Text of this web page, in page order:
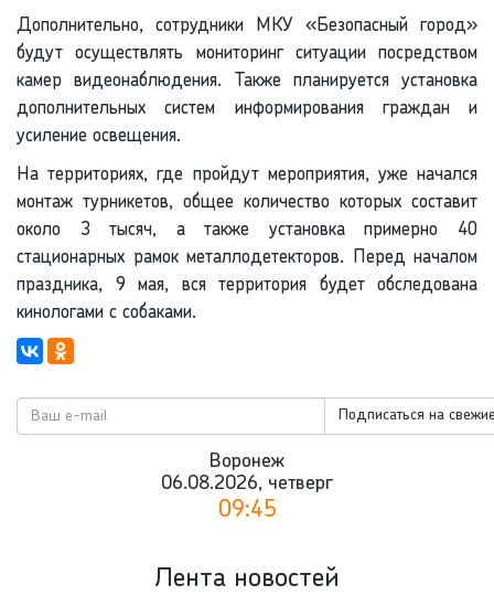
Дополнительно, сотрудники МКУ «Безопасный город»
будут осуществлять мониторинг ситуации посредством
камер видеонаблюдения. Также планируется установка
дополнительных систем информирования граждан и
усиление освещения.
На территориях, где пройдут мероприятия, уже начался
монтаж турникетов, общее количество которых составит
около 3 тысяч, а также установка примерно 40
стационарных рамок металлодетекторов. Перед началом
праздника, 9 мая, вся территория будет обследована
кинологами с собаками.
Подписаться на
Воронеж
06.08.2026, четверг
09:45
Лента новостей